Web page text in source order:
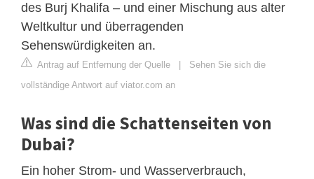
des Burj Khalifa – und einer Mischung aus alter
Weltkultur und überragenden
Sehenswürdigkeiten an.
Antrag auf Entfernung der Quelle
Sehen Sie sich die
vollständige Antwort auf viator.com an
Was sind die Schattenseiten von
Dubai?
Ein hoher Strom- und Wasserverbrauch,